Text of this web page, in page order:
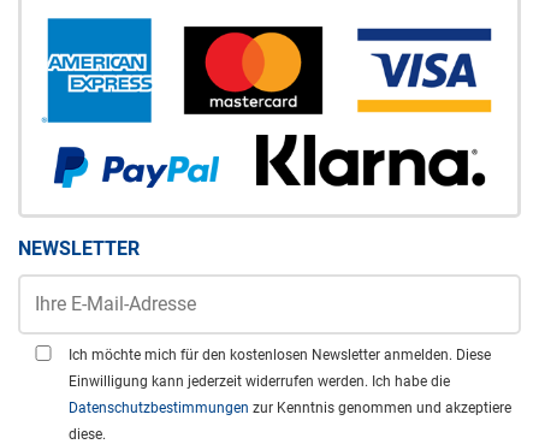
NEWSLETTER
Ich möchte mich für den kostenlosen Newsletter anmelden. Diese
Einwilligung kann jederzeit widerrufen werden. Ich habe die
Datenschutzbestimmungen zur Kenntnis genommen und akzeptiere
diese.